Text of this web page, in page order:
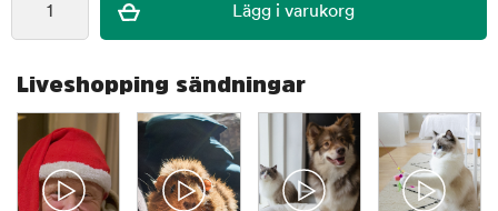
Liveshopping sändningar